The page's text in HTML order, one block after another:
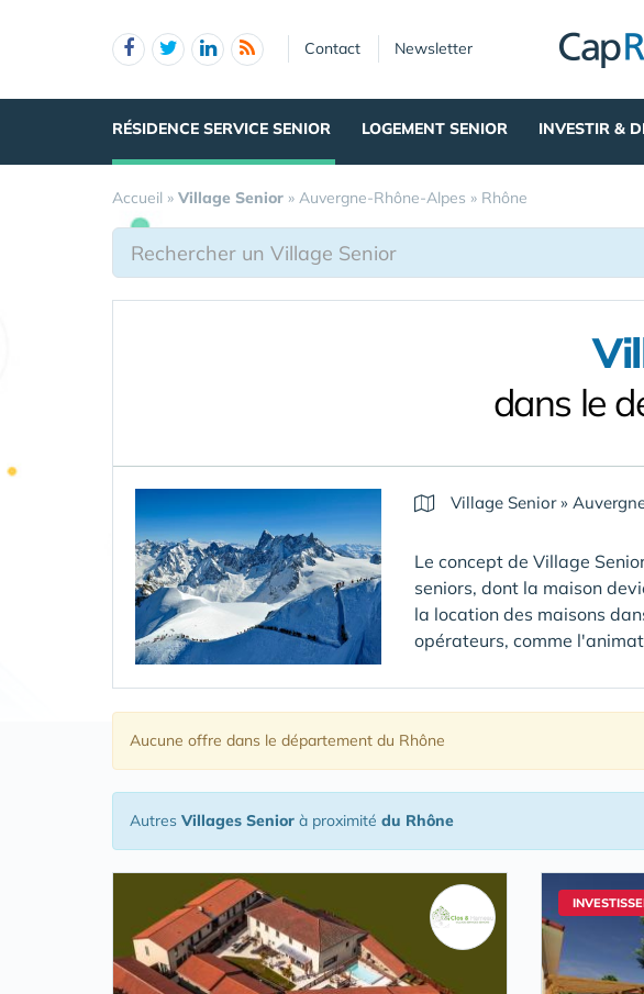
Contact Newsletter
RÉSIDENCE SERVICE SENIOR LOGEMENT SENIOR INVESTIR &
Accueil » Village Senior » Auvergne-Rhône-Alpes » Rhône
dans le
Village Senior»
Le concept de Village
seniors, dont la maison
la location des maisons
opérateurs, comme
Aucune offre dans le département du Rhône
Autres Villages Senior à proximité du Rhône